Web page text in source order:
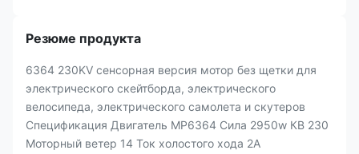
Резюме продукта
6364 230KV сенсорная версия мотор без щетки для
электрического скейтборда, электрического
велосипеда, электрического самолета и скутеров
Спецификация Двигатель MP6364 Сила 2950w КВ 230
Моторный ветер 14 Ток холостого хода 2А